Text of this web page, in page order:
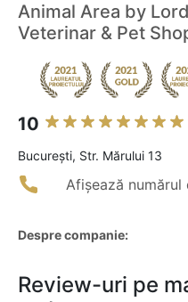
Animal Area by
Veterinar & Pet
10
Bucureşti, Str. Mărului 13
Afișează numărul
Despre companie:
Review-uri pe